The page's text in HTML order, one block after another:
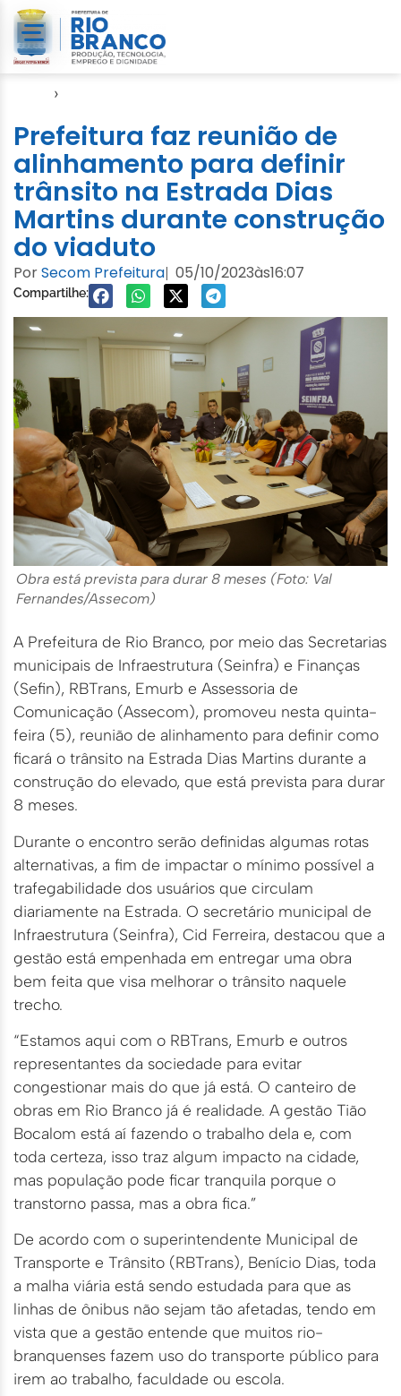
›
Prefeitura faz reunião de
alinhamento para definir
trânsito na Estrada Dias
Martins durante construção
do viaduto
PorSecom Prefeitura| 05/10/2023às16:07
Compartilhe:
Obra está prevista para durar 8 meses (Foto: Val
Fernandes/Assecom)
A Prefeitura de Rio Branco, por meio das Secretarias
municipais de Infraestrutura (Seinfra) e Finanças
(Sefin), RBTrans, Emurb e Assessoria de
Comunicação (Assecom), promoveu nesta quinta-
feira (5), reunião de alinhamento para definir como
ficará o trânsito na Estrada Dias Martins durante a
construção do elevado, que está prevista para durar
8 meses.
Durante o encontro serão definidas algumas rotas
alternativas, a fim de impactar o mínimo possível a
trafegabilidade dos usuários que circulam
diariamente na Estrada. O secretário municipal de
Infraestrutura (Seinfra), Cid Ferreira, destacou que a
gestão está empenhada em entregar uma obra
bem feita que visa melhorar o trânsito naquele
trecho.
“Estamos aqui com o RBTrans, Emurb e outros
representantes da sociedade para evitar
congestionar mais do que já está. O canteiro de
obras em Rio Branco já é realidade. A gestão Tião
Bocalom está aí fazendo o trabalho dela e, com
toda certeza, isso traz algum impacto na cidade,
mas população pode ficar tranquila porque o
transtorno passa, mas a obra fica.”
De acordo com o superintendente Municipal de
Transporte e Trânsito (RBTrans), Benício Dias, toda
a malha viária está sendo estudada para que as
linhas de ônibus não sejam tão afetadas, tendo em
vista que a gestão entende que muitos rio-
branquenses fazem uso do transporte público para
irem ao trabalho, faculdade ou escola.